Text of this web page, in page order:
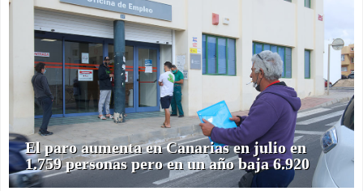
El paro aumenta en Canarias en julio en
1.759 personas pero en un año baja 6.920